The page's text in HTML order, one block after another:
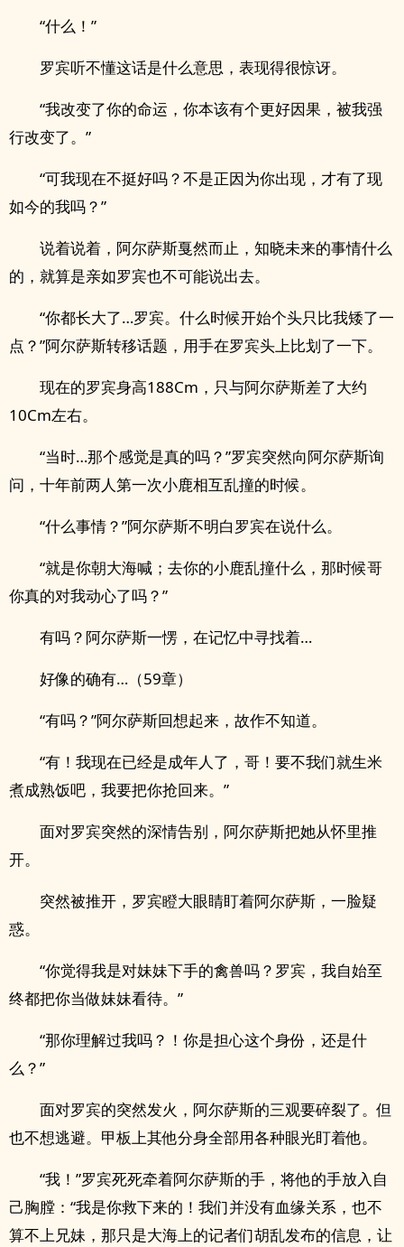
“什么！”
罗宾听不懂这话是什么意思，表现得很惊讶。
“我改变了你的命运，你本该有个更好因果，被我强
行改变了。”
“可我现在不挺好吗？不是正因为你出现，才有了现
如今的我吗？”
说着说着，阿尔萨斯戛然而止，知晓未来的事情什么
的，就算是亲如罗宾也不可能说出去。
“你都长大了…罗宾。什么时候开始个头只比我矮了一
点？”阿尔萨斯转移话题，用手在罗宾头上比划了一下。
现在的罗宾身高188Cm，只与阿尔萨斯差了大约
10Cm左右。
“当时…那个感觉是真的吗？”罗宾突然向阿尔萨斯询
问，十年前两人第一次小鹿相互乱撞的时候。
“什么事情？”阿尔萨斯不明白罗宾在说什么。
“就是你朝大海喊；去你的小鹿乱撞什么，那时候哥
你真的对我动心了吗？”
有吗？阿尔萨斯一愣，在记忆中寻找着…
好像的确有…（59章）
“有吗？”阿尔萨斯回想起来，故作不知道。
“有！我现在已经是成年人了，哥！要不我们就生米
煮成熟饭吧，我要把你抢回来。”
面对罗宾突然的深情告别，阿尔萨斯把她从怀里推
开。
突然被推开，罗宾瞪大眼睛盯着阿尔萨斯，一脸疑
惑。
“你觉得我是对妹妹下手的禽兽吗？罗宾，我自始至
终都把你当做妹妹看待。”
“那你理解过我吗？！你是担心这个身份，还是什
么？”
面对罗宾的突然发火，阿尔萨斯的三观要碎裂了。但
也不想逃避。甲板上其他分身全部用各种眼光盯着他。
“我！”罗宾死死牵着阿尔萨斯的手，将他的手放入自
己胸膛：“我是你救下来的！我们并没有血缘关系，也不
算不上‍兄​­妹‎​，那只是大海上的记者们胡乱发布的信息，让